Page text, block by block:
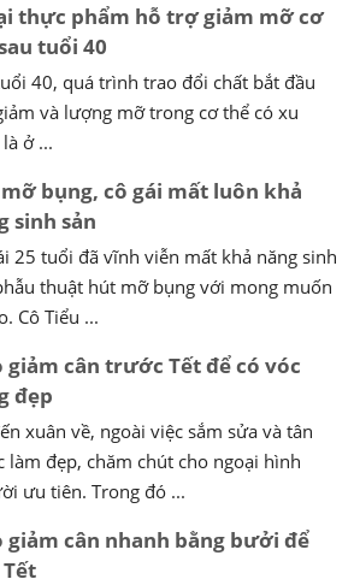
thực phẩm hỗ trợ giảm mỡ cơ
tuổi 40
40, quá trình trao đổi chất bắt đầu
và lượng mỡ trong cơ thể có xu
ở ...
bụng, cô gái mất luôn khả
sinh sản
25 tuổi đã vĩnh viễn mất khả năng sinh
thuật hút mỡ bụng với mong muốn
Cô Tiểu ...
giảm cân trước Tết để có vóc
đẹp
xuân về, ngoài việc sắm sửa và tân
làm đẹp, chăm chút cho ngoại hình
ưu tiên. Trong đó ...
giảm cân nhanh bằng bưởi để